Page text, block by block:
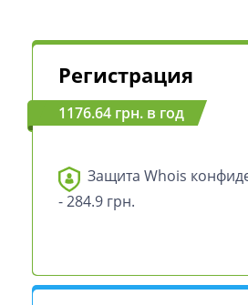
Регистрация
1176.64 грн. в год
Защита Whois
- 284.9 грн.